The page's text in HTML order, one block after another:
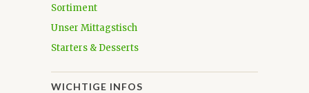
Sortiment
Unser Mittagstisch
Starters & Desserts
WICHTIGE INFOS